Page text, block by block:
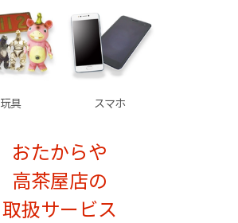
玩具 スマホ
おたからや
高茶屋店の
取扱サービス